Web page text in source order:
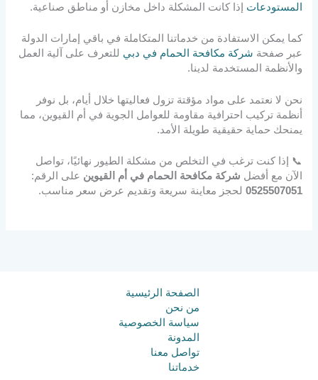
المستودعات إذا كانت المشكلة داخل مخازن أو مناطق صناعية.
كما يمكن الاستفادة من خدماتنا المتكاملة في باقي إمارات الدولة
عبر صفحة شركة مكافحة الحمام في دبي للتعرف على آلية العمل
والأنظمة المستخدمة لدينا.
نحن لا نعتمد على مواد مؤقتة تزول فعاليتها خلال أيام، بل نوفر
أنظمة تركيب احترافية مقاومة للعوامل الجوية في أم القيوين، مما
يمنحك حماية حقيقية طويلة الأمد.
📞 إذا كنت ترغب في التخلص من مشكلة الطيور نهائيًا، تواصل
الآن مع أفضل شركة مكافحة الحمام في أم القيوين على الرقم:
0525507051 لحجز معاينة سريعة وتقديم عرض سعر مناسب.
الصفحة الرئيسية
من نحن
سياسة الخصوصية
المدونة
تواصل معنا
خدماتنا